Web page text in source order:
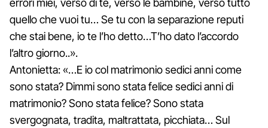
errori miei, verso di te, verso le bambine, verso tutto
quello che vuoi tu… Se tu con la separazione reputi
che stai bene, io te l’ho detto…T’ho dato l’accordo
l’altro giorno..».
Antonietta: «…E io col matrimonio sedici anni come
sono stata? Dimmi sono stata felice sedici anni di
matrimonio? Sono stata felice? Sono stata
svergognata, tradita, maltrattata, picchiata… Sul